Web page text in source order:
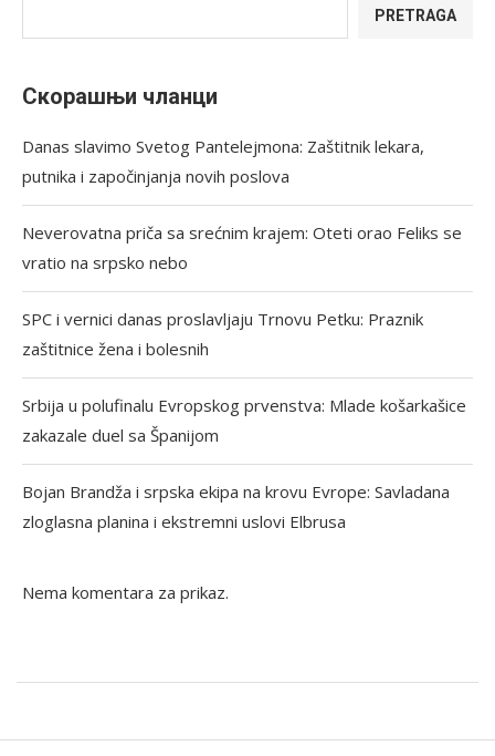
PRETRAGA
Скорашњи чланци
Danas slavimo Svetog Pantelejmona: Zaštitnik lekara,
putnika i započinjanja novih poslova
Neverovatna priča sa srećnim krajem: Oteti orao Feliks se
vratio na srpsko nebo
SPC i vernici danas proslavljaju Trnovu Petku: Praznik
zaštitnice žena i bolesnih
Srbija u polufinalu Evropskog prvenstva: Mlade košarkašice
zakazale duel sa Španijom
Bojan Brandža i srpska ekipa na krovu Evrope: Savladana
zloglasna planina i ekstremni uslovi Elbrusa
Nema komentara za prikaz.